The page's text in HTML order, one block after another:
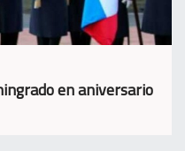
en aniversario